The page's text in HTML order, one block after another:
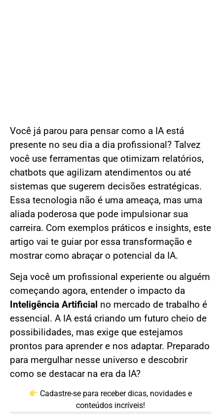
Você já parou para pensar como a IA está
presente no seu dia a dia profissional? Talvez
você use ferramentas que otimizam relatórios,
chatbots que agilizam atendimentos ou até
sistemas que sugerem decisões estratégicas.
Essa tecnologia não é uma ameaça, mas uma
aliada poderosa que pode impulsionar sua
carreira. Com exemplos práticos e insights, este
artigo vai te guiar por essa transformação e
mostrar como abraçar o potencial da IA.
Seja você um profissional experiente ou alguém
começando agora, entender o impacto da
Inteligência Artificial no mercado de trabalho é
essencial. A IA está criando um futuro cheio de
possibilidades, mas exige que estejamos
prontos para aprender e nos adaptar. Preparado
para mergulhar nesse universo e descobrir
como se destacar na era da IA?
Cadastre-se para receber dicas, novidades e
conteúdos incríveis!